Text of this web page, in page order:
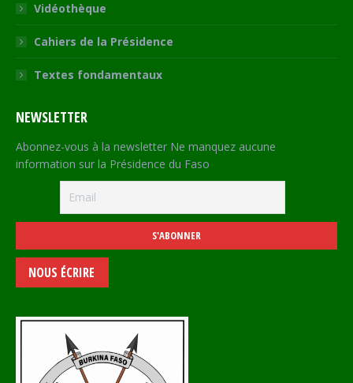
Vidéothèque
Cahiers de la Présidence
Textes fondamentaux
NEWSLETTER
Abonnez-vous à la newsletter Ne manquez aucune
information sur la Présidence du Faso
NOUS ÉCRIRE